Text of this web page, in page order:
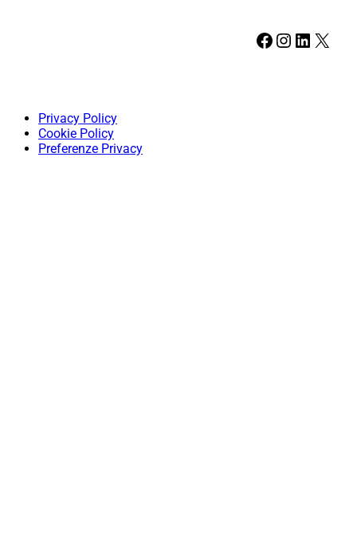
Facebook Instagram LinkedIn X
Privacy Policy
Cookie Policy
Preferenze Privacy